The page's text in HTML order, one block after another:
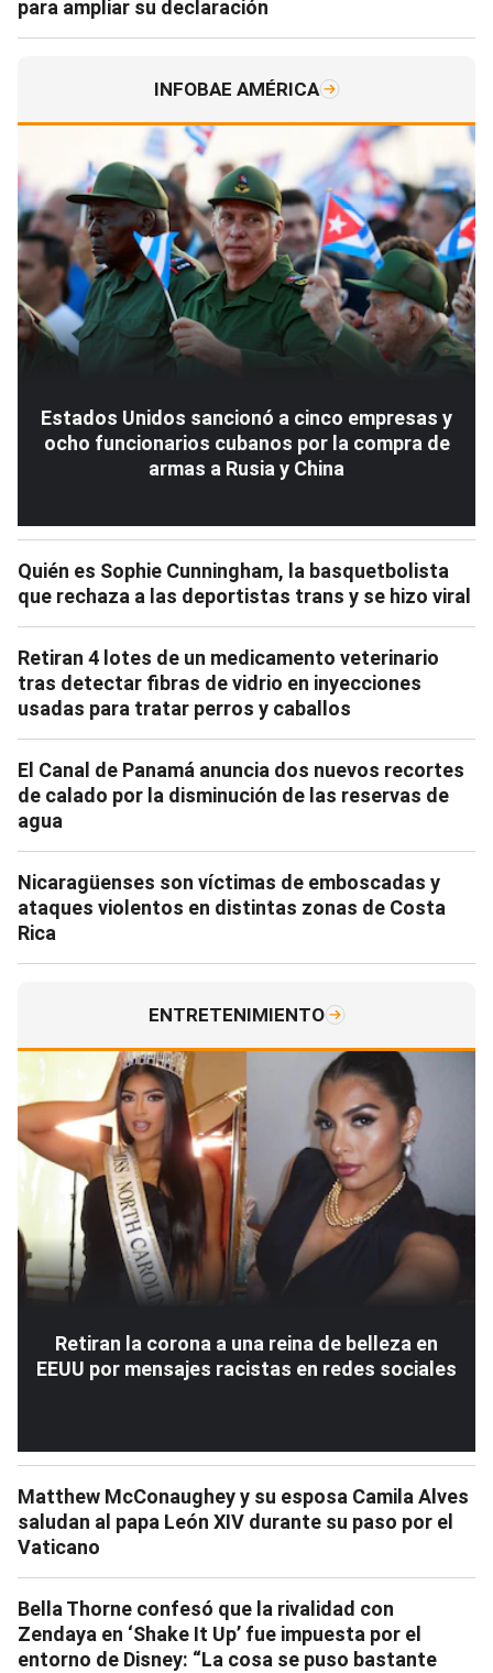
para ampliar su declaración
INFOBAE AMÉRICA
Estados Unidos sancionó a cinco empresas y
ocho funcionarios cubanos por la compra de
armas a Rusia y China
Quién es Sophie Cunningham, la basquetbolista
que rechaza a las deportistas trans y se hizo viral
Retiran 4 lotes de un medicamento veterinario
tras detectar fibras de vidrio en inyecciones
usadas para tratar perros y caballos
El Canal de Panamá anuncia dos nuevos recortes
de calado por la disminución de las reservas de
agua
Nicaragüenses son víctimas de emboscadas y
ataques violentos en distintas zonas de Costa
Rica
ENTRETENIMIENTO
Retiran la corona a una reina de belleza en
EEUU por mensajes racistas en redes sociales
Matthew McConaughey y su esposa Camila Alves
saludan al papa León XIV durante su paso por el
Vaticano
Bella Thorne confesó que la rivalidad con
Zendaya en ‘Shake It Up’ fue impuesta por el
entorno de Disney: “La cosa se puso bastante